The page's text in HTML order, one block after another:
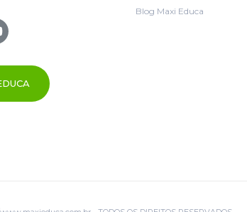
Blog Maxi Educa